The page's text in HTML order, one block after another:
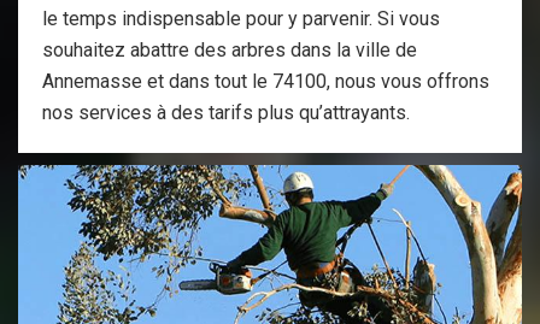
le temps indispensable pour y parvenir. Si vous
souhaitez abattre des arbres dans la ville de
Annemasse et dans tout le 74100, nous vous offrons
nos services à des tarifs plus qu’attrayants.